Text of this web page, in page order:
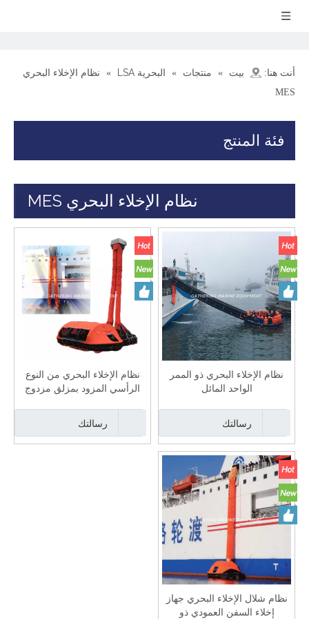
أنت هنا: بيت » منتجات » البحرية LSA »
نظام الإخلاء البحري
MES
فئة المنتج
نظام الإخلاء البحري MES
نظام الإخلاء البحري ذو الممر
الواحد المائل
رسالتك
نظام الإخلاء البحري من النوع
الرأسي المزود بمزلق مزدوج
رسالتك
نظام شلال الإخلاء البحري جهاز
إخلاء السفن العمودي ذو